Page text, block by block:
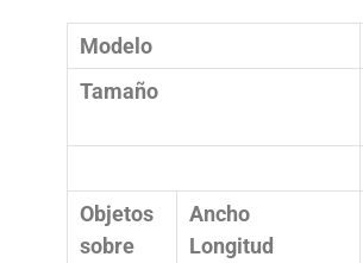
Modelo
Tamaño
Objetos
sobre
Ancho
Longitud